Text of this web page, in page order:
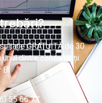
GRATUITĂ de 30
unul dintre consultanții
BI
55 66 77